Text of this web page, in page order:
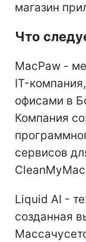
магазин
Что
MacPaw -
IT-
офисами в
Компания
сервисов
Liquid AI -
созданная